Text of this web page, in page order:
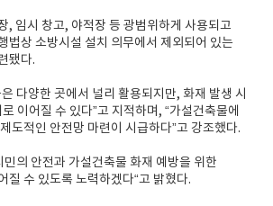
, 임시 창고, 야적장 등 광범위하게 사용되고
법상 소방시설 설치 의무에서 제외되어 있는
됐다.
다양한 곳에서 널리 활용되지만, 화재 발생 시
이어질 수 있다”고 지적하며, “가설건축물에
도적인 안전망 마련이 시급하다”고 강조했다.
민의 안전과 가설건축물 화재 예방을 위한
질 수 있도록 노력하겠다“고 밝혔다.